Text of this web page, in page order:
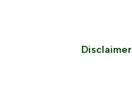
Disclaimer